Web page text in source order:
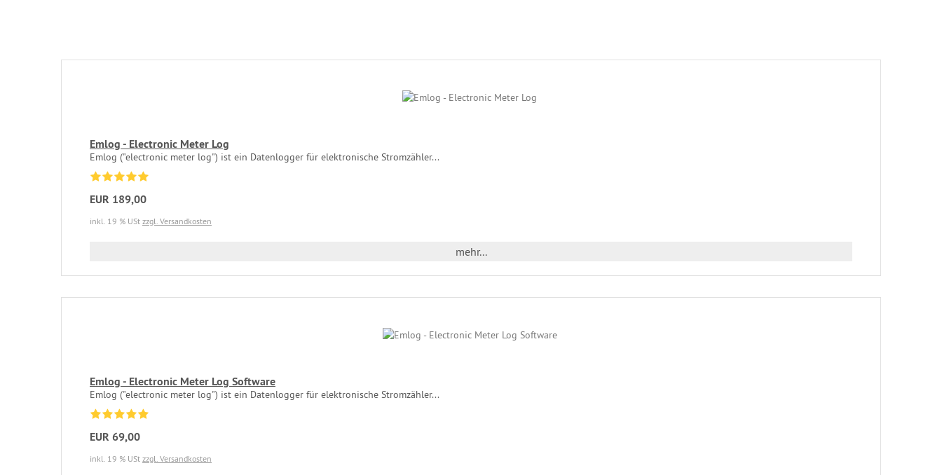
Emlog - Electronic Meter Log
Emlog ("electronic meter log") ist ein Datenlogger für elektronische Stromzähler...
EUR 189,00
inkl. 19 % USt zzgl. Versandkosten
mehr...
Emlog - Electronic Meter Log Software
Emlog ("electronic meter log") ist ein Datenlogger für elektronische Stromzähler...
EUR 69,00
inkl. 19 % USt zzgl. Versandkosten